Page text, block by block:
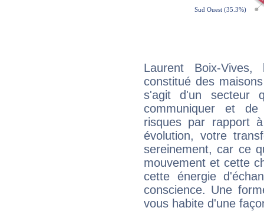
Laurent Boix-
constitué des
s'agit d'un secteur
communiquer et
risques par rapport
évolution, votre
sereinement, car ce
mouvement et cette
cette énergie
conscience. Une
vous habite d'une